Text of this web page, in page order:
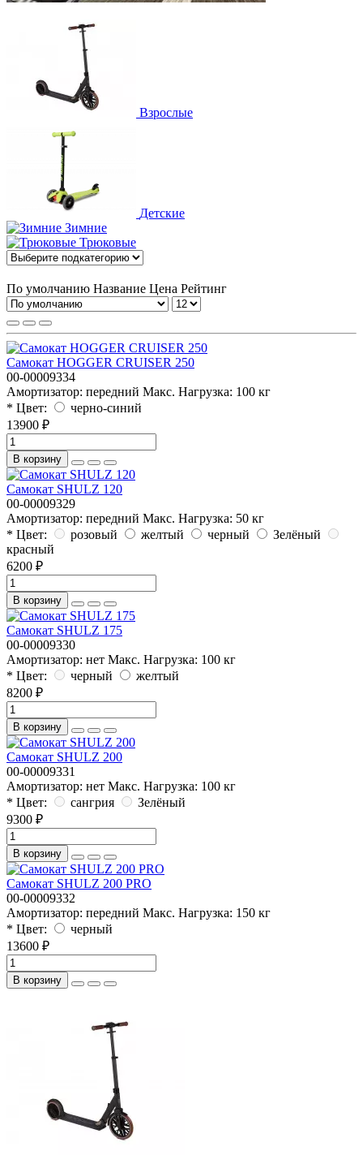
Взрослые
Детские
Зимние
Трюковые
По умолчанию Название Цена Рейтинг
Самокат HOGGER CRUISER 250
00-00009334
Амортизатор: передний Макс. Нагрузка: 100 кг
* Цвет:
черно-синий
13900 ₽
В корзину
Самокат SHULZ 120
00-00009329
Амортизатор: передний Макс. Нагрузка: 50 кг
* Цвет:
розовый желтый черный
Зелёный
красный
6200 ₽
В корзину
Самокат SHULZ 175
00-00009330
Амортизатор: нет Макс. Нагрузка: 100 кг
* Цвет:
черный
желтый
8200 ₽
В корзину
Самокат SHULZ 200
00-00009331
Амортизатор: нет Макс. Нагрузка: 100 кг
* Цвет:
сангрия
Зелёный
9300 ₽
В корзину
Самокат SHULZ 200 PRO
00-00009332
Амортизатор: передний Макс. Нагрузка: 150 кг
* Цвет:
черный
13600 ₽
В корзину